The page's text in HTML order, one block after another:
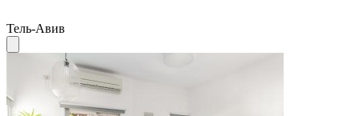
Тель-Авив